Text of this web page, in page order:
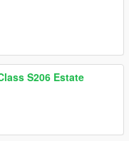
S206 Estate